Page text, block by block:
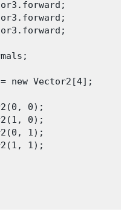
new Vector2[4];
0);
0);
1);
1);